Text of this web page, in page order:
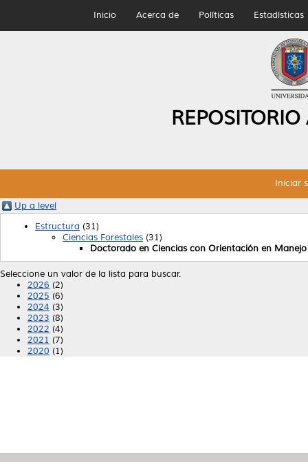
Inicio Acerca de Políticas Estadísticas
Iniciar
Up a level
Estructura (31)
Ciencias Forestales (31)
Doctorado en Ciencias con Orientación en
Seleccione un valor de la lista para buscar.
2026 (2)
2025 (6)
2024 (3)
2023 (8)
2022 (4)
2021 (7)
2020 (1)